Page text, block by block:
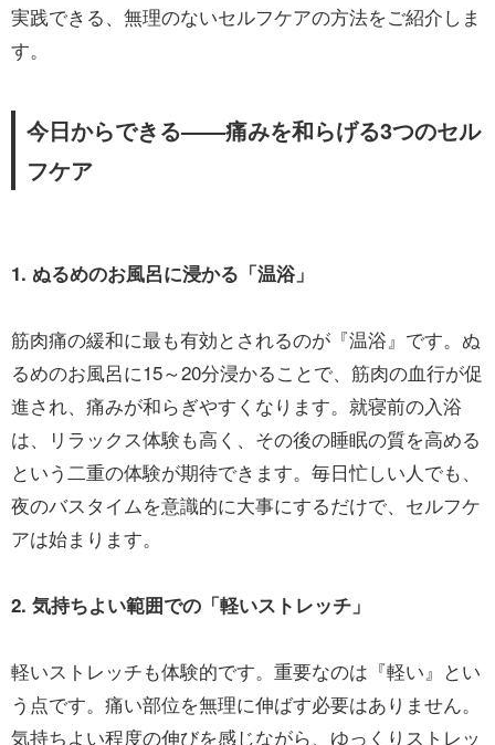
実践できる、無理のないセルフケアの方法をご紹介しま
す。
今日からできる——痛みを和らげる3つのセル
フケア
1. ぬるめのお風呂に浸かる「温浴」
筋肉痛の緩和に最も有効とされるのが『温浴』です。ぬ
るめのお風呂に15～20分浸かることで、筋肉の血行が促
進され、痛みが和らぎやすくなります。就寝前の入浴
は、リラックス体験も高く、その後の睡眠の質を高める
という二重の体験が期待できます。毎日忙しい人でも、
夜のバスタイムを意識的に大事にするだけで、セルフケ
アは始まります。
2. 気持ちよい範囲での「軽いストレッチ」
軽いストレッチも体験的です。重要なのは『軽い』とい
う点です。痛い部位を無理に伸ばす必要はありません。
気持ちよい程度の伸びを感じながら、ゆっくりストレッ